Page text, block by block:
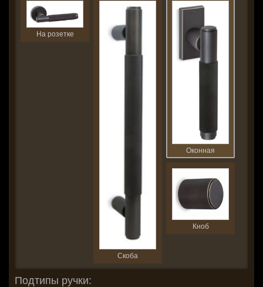
На розетке
Скоба
Оконная
Кноб
Подтипы ручки: